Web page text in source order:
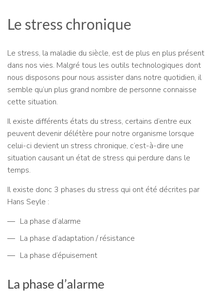
Le stress chronique
Le stress, la maladie du siècle, est de plus en plus présent
dans nos vies. Malgré tous les outils technologiques dont
nous disposons pour nous assister dans notre quotidien, il
semble qu’un plus grand nombre de personne connaisse
cette situation.
Il existe différents états du stress, certains d’entre eux
peuvent devenir délétère pour notre organisme lorsque
celui-ci devient un stress chronique, c’est-à-dire une
situation causant un état de stress qui perdure dans le
temps.
Il existe donc 3 phases du stress qui ont été décrites par
Hans Seyle :
La phase d’alarme
La phase d’adaptation / résistance
La phase d’épuisement
La phase d’alarme